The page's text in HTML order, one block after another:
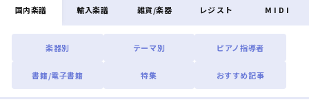
イ
ン
国内楽譜
楽器別 テーマ別 ピアノ指導者
書籍/電子書籍 特集 おすすめ記事
輸入楽譜 雑貨/楽器 レジスト MIDI